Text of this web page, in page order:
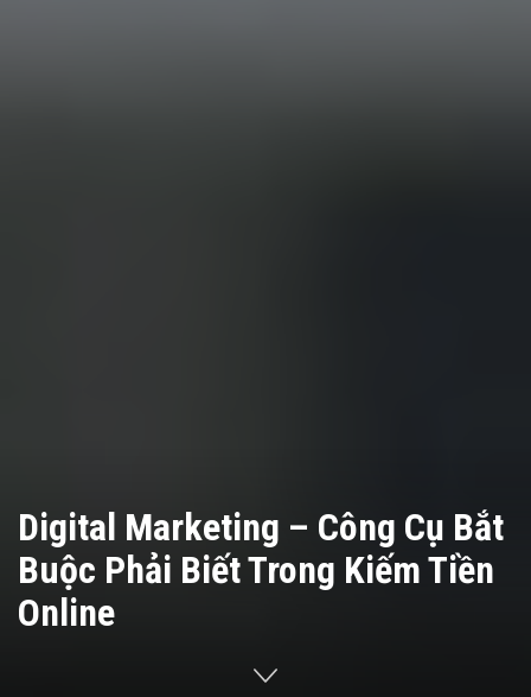
Digital Marketing – Công Cụ Bắt
Buộc Phải Biết Trong Kiếm Tiền
Online